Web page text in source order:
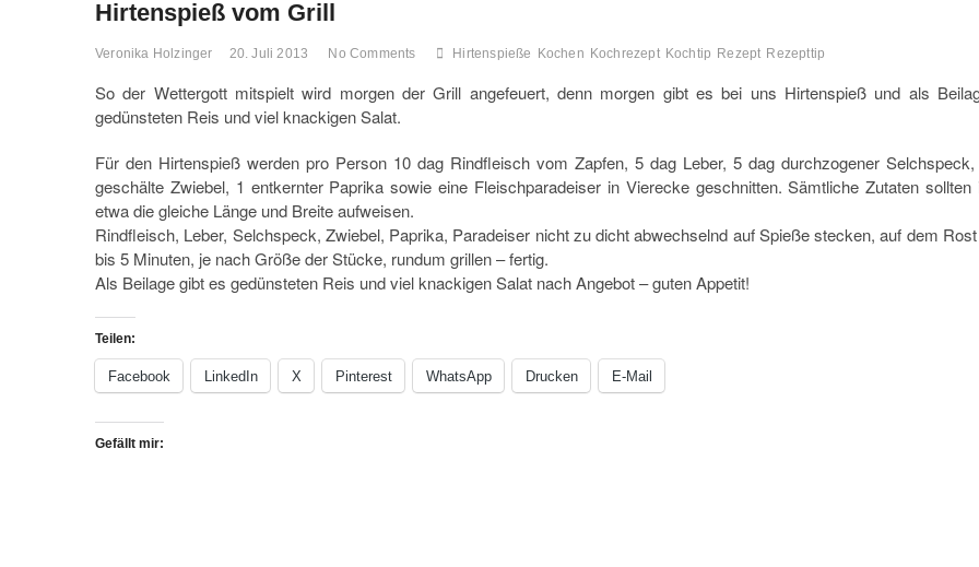
Hirtenspieß vom Grill
Veronika Holzinger 20. Juli 2013 No Comments Hirtenspieße Kochen Kochrezept Kochtip Rezept Rezepttip
So der Wettergott mitspielt wird morgen der Grill angefeuert, denn morgen gibt es bei uns Hirtenspieß und als
gedünsteten Reis und viel knackigen Salat.
Für den Hirtenspieß werden pro Person 10 dag Rindfleisch vom Zapfen, 5 dag Leber, 5 dag durchzogener Selchspeck,
geschälte Zwiebel, 1 entkernter Paprika sowie eine Fleischparadeiser in Vierecke geschnitten. Sämtliche Zutaten sollten
etwa die gleiche Länge und Breite aufweisen.
Rindfleisch, Leber, Selchspeck, Zwiebel, Paprika, Paradeiser nicht zu dicht abwechselnd auf Spieße stecken, auf dem
bis 5 Minuten, je nach Größe der Stücke, rundum grillen – fertig.
Als Beilage gibt es gedünsteten Reis und viel knackigen Salat nach Angebot – guten Appetit!
Teilen:
Facebook LinkedIn X Pinterest WhatsApp Drucken E-Mail
Gefällt mir: